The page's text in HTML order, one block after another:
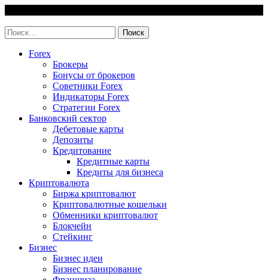
content
Найти:
Forex
Брокеры
Бонусы от брокеров
Советники Forex
Индикаторы Forex
Стратегии Forex
Банковский сектор
Дебетовые карты
Депозиты
Кредитование
Кредитные карты
Кредиты для бизнеса
Криптовалюта
Биржа криптовалют
Криптовалютные кошельки
Обменники криптовалют
Блокчейн
Стейкинг
Бизнес
Бизнес идеи
Бизнес планирование